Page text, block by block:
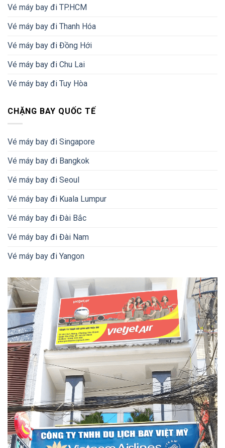
Vé máy bay đi TP.HCM
Vé máy bay đi Thanh Hóa
Vé máy bay đi Đồng Hới
Vé máy bay đi Chu Lai
Vé máy bay đi Tuy Hòa
CHẶNG BAY QUỐC TẾ
Vé máy bay đi Singapore
Vé máy bay đi Bangkok
Vé máy bay đi Seoul
Vé máy bay đi Kuala Lumpur
Vé máy bay đi Đài Bắc
Vé máy bay đi Đài Nam
Vé máy bay đi Yangon